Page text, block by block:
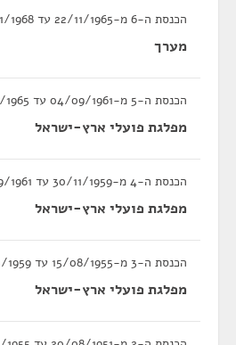
הכנסת ה-6 מ-22/11/1965 עד 23/01/1968
מערך
הכנסת ה-5 מ-04/09/1961 עד 22/11/1965
מפלגת פועלי ארץ-ישראל
הכנסת ה-4 מ-30/11/1959 עד 04/09/1961
מפלגת פועלי ארץ-ישראל
הכנסת ה-3 מ-15/08/1955 עד 30/11/1959
מפלגת פועלי ארץ-ישראל